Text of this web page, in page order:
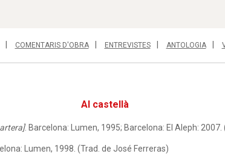
COMENTARIS D'OBRA ENTREVISTES ANTOLOGIA
Al castellà
. Barcelona: Lumen, 1995; Barcelona: El Aleph:
Lumen, 1998. (Trad. de José Ferreras)